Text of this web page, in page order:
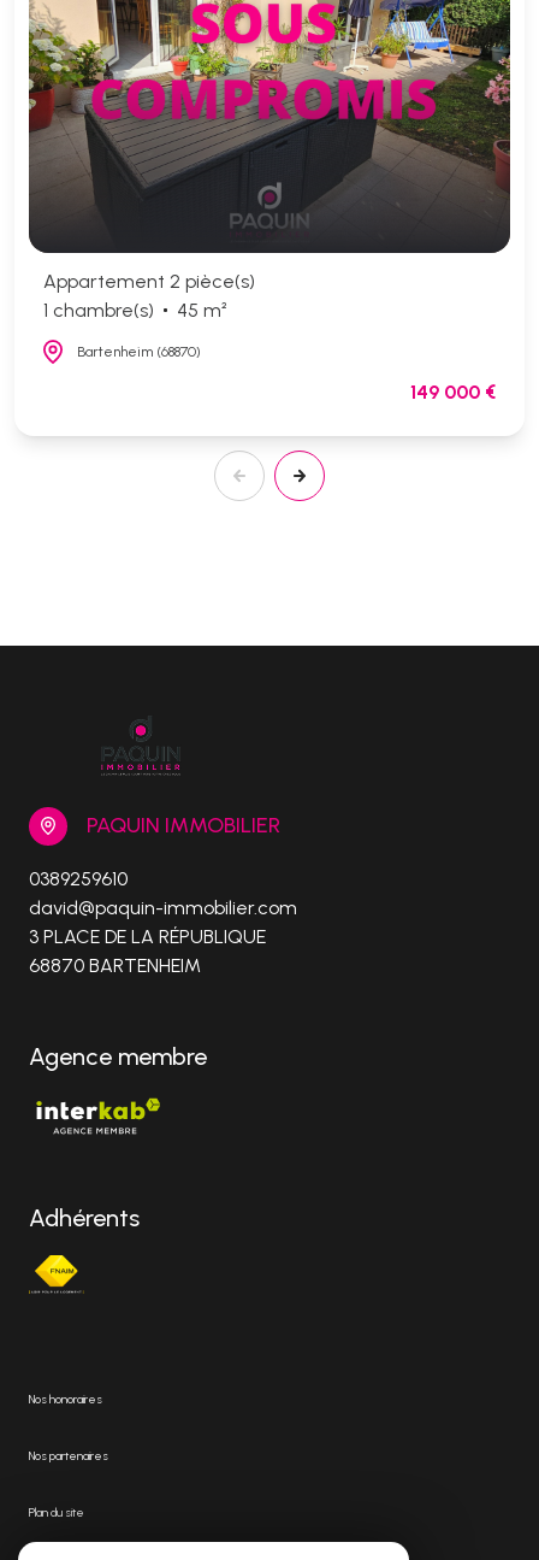
Appartement 2 pièce(s)
1 chambre(s)
45 m²
Bartenheim (68870)
149 000 €
PAQUIN IMMOBILIER
0389259610
david@paquin-immobilier.com
3 PLACE DE LA RÉPUBLIQUE
68870 BARTENHEIM
Agence membre
Adhérents
Nos honoraires
Nos partenaires
Plan du site